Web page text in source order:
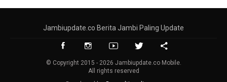
Jambiupdate.co Berita Jambi Paling Update
© Copyright 2015 - 2026 Jambiupdate.co Mobile.
All rights reserved